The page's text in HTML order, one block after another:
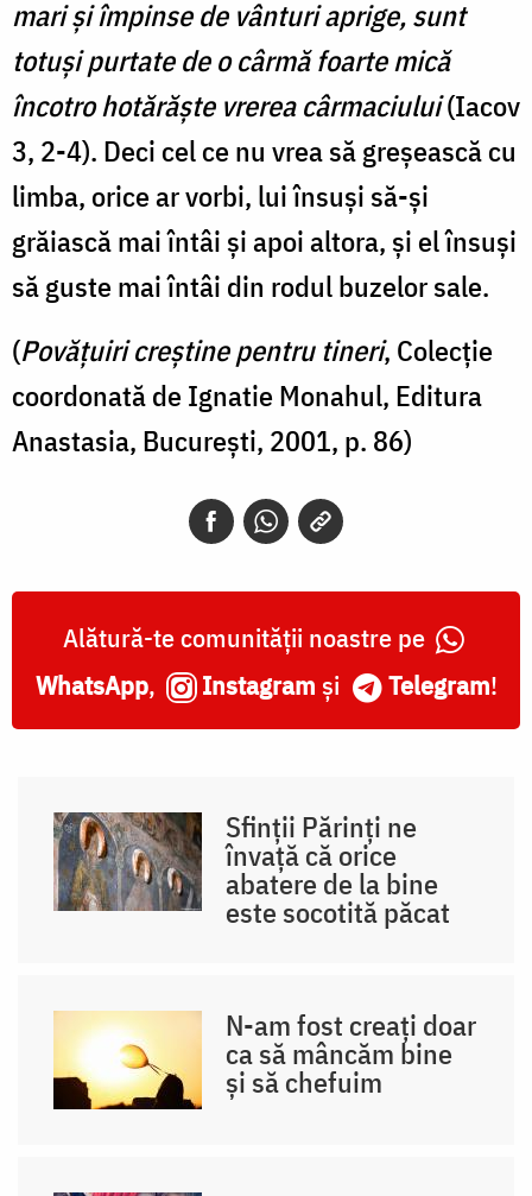
mari şi împinse de vânturi aprige, sunt
totuşi purtate de o cârmă foarte mică
încotro hotărăşte vrerea cârmaciului(Iacov
3, 2-4). Deci cel ce nu vrea să greşească cu
limba, orice ar vorbi, lui însuşi să-şi
grăiască mai întâi şi apoi altora, şi el însuşi
să guste mai întâi din rodul buzelor sale.
(Povățuiri creștine pentru tineri, Colecție
coordonată de Ignatie Monahul, Editura
Anastasia, București, 2001, p. 86)
Alătură-te comunității noastre pe
WhatsApp, Instagram și Telegram!
Sfinții Părinți ne
învață că orice
abatere de la bine
este socotită păcat
N-am fost creați doar
ca să mâncăm bine
și să chefuim